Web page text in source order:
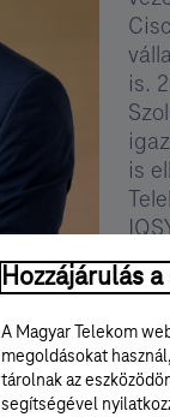
is.
is
Hozzájárulás
A Magyar Telekom
megoldásokat
tárolnak az
segítségével